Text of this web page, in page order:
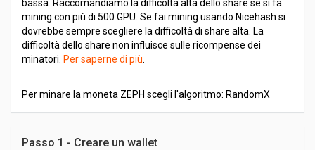
bassa. Raccomandiamo la difficoltà alta dello share se si fa
mining con più di 500 GPU. Se fai mining usando Nicehash si
dovrebbe sempre scegliere la difficoltà di share alta. La
difficoltà dello share non influisce sulle ricompense dei
minatori. Per saperne di più
Per minare la moneta ZEPH scegli l'algoritmo: RandomX
Passo 1 - Creare un wallet